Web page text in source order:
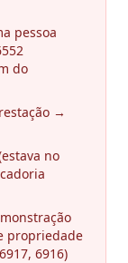
pessoa
do
→
no
propriedade
6916)